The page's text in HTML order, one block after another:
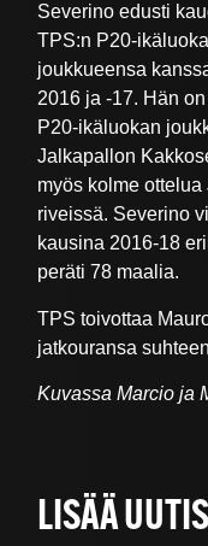
Severino edusti
TPS:n P20-
joukkueensa
2016 ja -17. Hän
P20-ikäluokan
Jalkapallon
myös kolme
riveissä. Severino
kausina 2016-18
peräti 78 maalia.
TPS toivottaa
jatkouransa
Kuvassa Marcio ja
LISÄÄ